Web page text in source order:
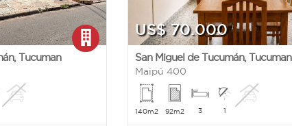
, Tucuman
US$ 70.000
San Miguel de Tucumán, Tucuman
Maipú 400
140m2 92m2 3 1